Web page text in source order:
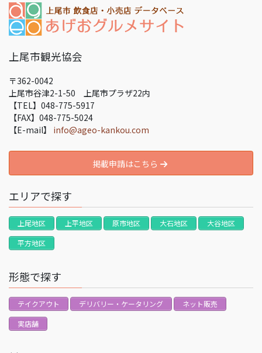
上尾市観光協会
〒362-0042
上尾市谷津2-1-50 上尾市プラザ22内
【TEL】048-775-5917
【FAX】048-775-5024
【E-mail】 info@ageo-kankou.com
掲載申請はこちら
エリアで探す
上尾地区 上平地区 原市地区 大石地区
大谷地区
平方地区
形態で探す
テイクアウト デリバリー・ケータリング
ネット販売
実店舗